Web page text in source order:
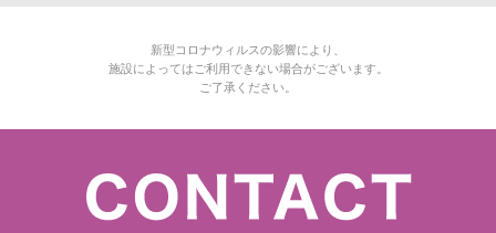
新型コロナウィルスの影響により、
施設によってはご利用できない場合がございます。
ご了承ください。